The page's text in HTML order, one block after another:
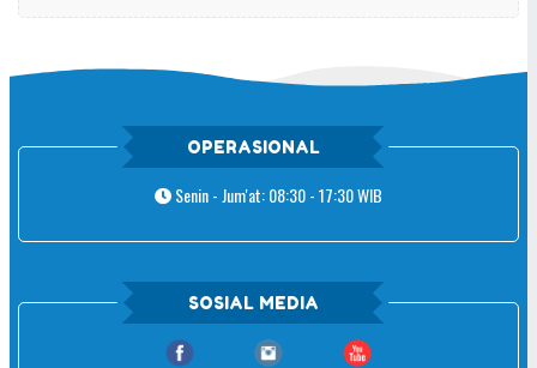
OPERASIONAL
Senin - Jum'at: 08:30 - 17:30 WIB
SOSIAL MEDIA